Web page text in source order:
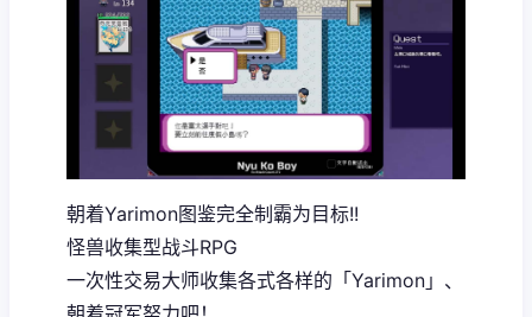
朝着Yarimon图鉴完全制霸为目标!!
怪兽收集型战斗RPG
一次性交易大师收集各式各样的「Yarimon」、